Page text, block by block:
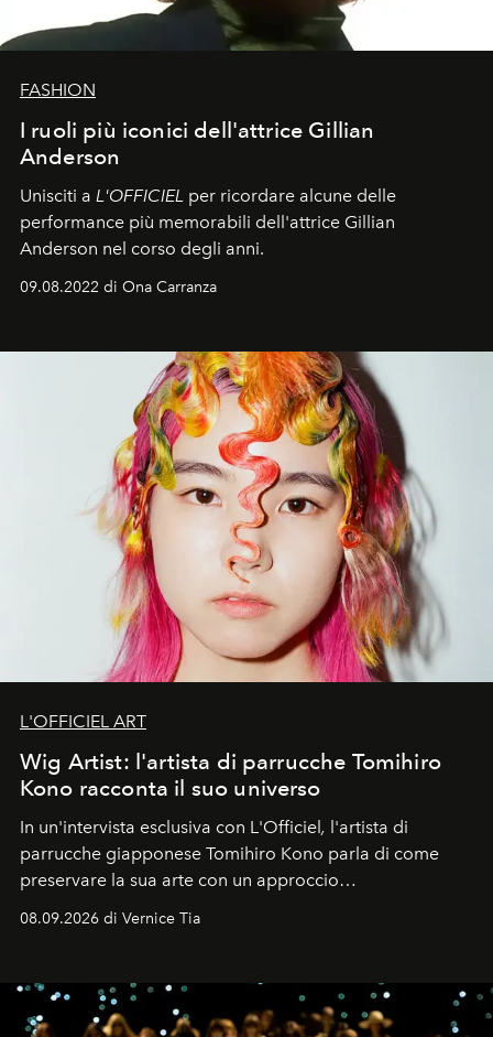
FASHION
I ruoli più iconici dell'attrice Gillian
Anderson
Unisciti a L'OFFICIEL per ricordare alcune delle
performance più memorabili dell'attrice Gillian
Anderson nel corso degli anni.
09.08.2022 di Ona Carranza
L'OFFICIEL ART
Wig Artist: l'artista di parrucche Tomihiro
Kono racconta il suo universo
In un'intervista esclusiva con L'Officiel, l'artista di
parrucche giapponese Tomihiro Kono parla di come
preservare la sua arte con un approccio
08.09.2026 di Vernice Tia